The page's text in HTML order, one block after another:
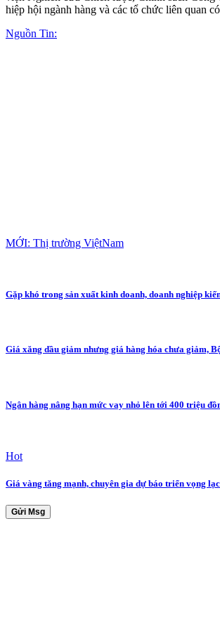
hiệp hội ngành hàng và các tổ chức liên quan
Nguồn Tin:
MỚI: Thị trường ViệtNam
Gặp khó trong sản xuất kinh doanh, doanh nghiệp
Giá xăng dầu giảm nhưng giá hàng hóa chưa giảm,
Ngân hàng nâng hạn mức vay nhỏ lên tới 400 triệu
Hot
Giá vàng tăng mạnh, chuyên gia dự báo triển vọng
Gửi Msg